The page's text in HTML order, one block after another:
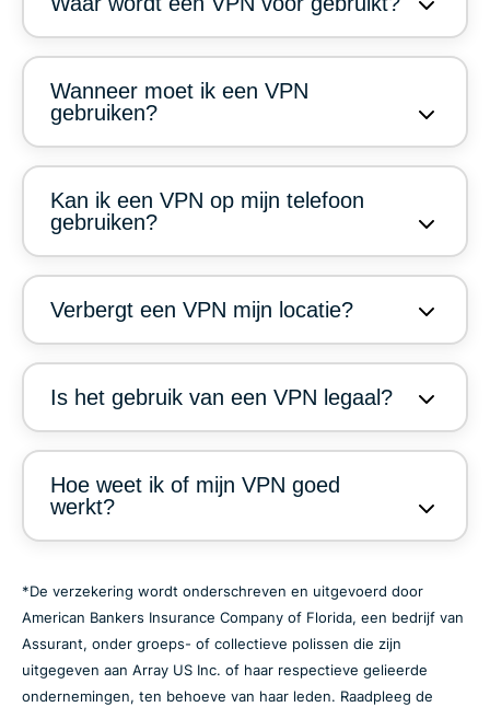
Wanneer moet ik een VPN
gebruiken?
Kan ik een VPN op mijn telefoon
gebruiken?
Verbergt een VPN mijn locatie?
Is het gebruik van een VPN legaal?
Hoe weet ik of mijn VPN goed
werkt?
*De verzekering wordt onderschreven en uitgevoerd door
American Bankers Insurance Company of Florida, een bedrijf van
Assurant, onder groeps- of collectieve polissen die zijn
uitgegeven aan Array US Inc. of haar respectieve gelieerde
ondernemingen, ten behoeve van haar leden. Raadpleeg de